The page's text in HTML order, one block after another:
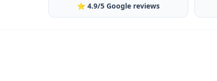
⭐ 4.9/5 Google reviews